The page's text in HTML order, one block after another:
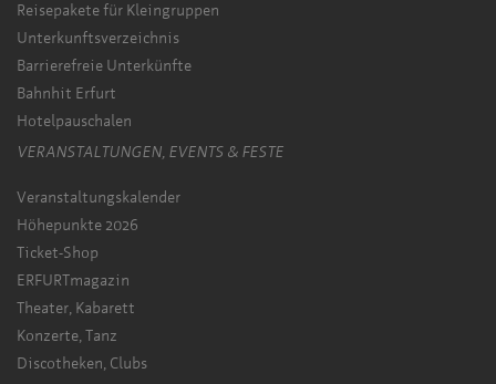
Reisepakete für Kleingruppen
Unterkunftsverzeichnis
Barrierefreie Unterkünfte
Bahnhit Erfurt
Hotelpauschalen
VERANSTALTUNGEN, EVENTS & FESTE
Veranstaltungskalender
Höhepunkte 2026
Ticket-Shop
ERFURTmagazin
Theater, Kabarett
Konzerte, Tanz
Discotheken, Clubs